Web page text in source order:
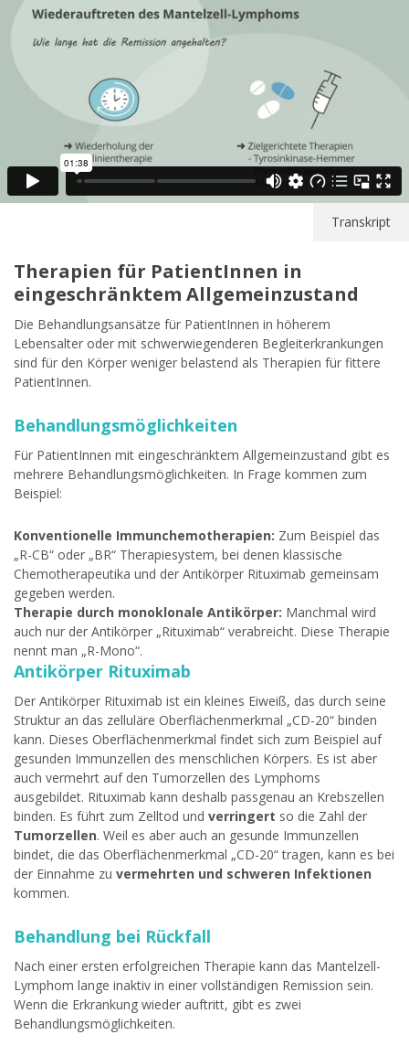
Transkript
Therapien für PatientInnen in
eingeschränktem Allgemeinzustand
Die Behandlungsansätze für PatientInnen in höherem
Lebensalter oder mit schwerwiegenderen Begleiterkrankungen
sind für den Körper weniger belastend als Therapien für fittere
PatientInnen.
Behandlungsmöglichkeiten
Für PatientInnen mit eingeschränktem Allgemeinzustand gibt es
mehrere Behandlungsmöglichkeiten. In Frage kommen zum
Beispiel:
Konventionelle Immunchemotherapien: Zum Beispiel das
„R-CB“ oder „BR“ Therapiesystem, bei denen klassische
Chemotherapeutika und der Antikörper Rituximab gemeinsam
gegeben werden.
Therapie durch monoklonale Antikörper: Manchmal wird
auch nur der Antikörper „Rituximab“ verabreicht. Diese Therapie
nennt man „R-Mono“.
Antikörper Rituximab
Der Antikörper Rituximab ist ein kleines Eiweiß, das durch seine
Struktur an das zelluläre Oberflächenmerkmal „CD-20“ binden
kann. Dieses Oberflächenmerkmal findet sich zum Beispiel auf
gesunden Immunzellen des menschlichen Körpers. Es ist aber
auch vermehrt auf den Tumorzellen des Lymphoms
ausgebildet. Rituximab kann deshalb passgenau an Krebszellen
binden. Es führt zum Zelltod und verringert so die Zahl der
Tumorzellen. Weil es aber auch an gesunde Immunzellen
bindet, die das Oberflächenmerkmal „CD-20“ tragen, kann es bei
der Einnahme zu vermehrten und schweren Infektionen
kommen.
Behandlung bei Rückfall
Nach einer ersten erfolgreichen Therapie kann das Mantelzell-
Lymphom lange inaktiv in einer vollständigen Remission sein.
Wenn die Erkrankung wieder auftritt, gibt es zwei
Behandlungsmöglichkeiten.